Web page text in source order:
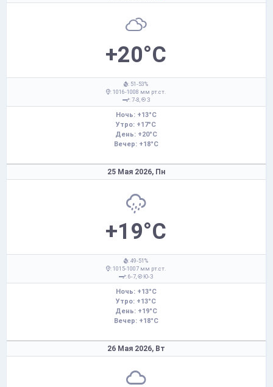
+20°C
: 51-53%
: 1016-1008 мм рт.ст.
: 7-8,
З
Ночь: +13°C
Утро: +17°C
День: +20°C
Вечер: +18°C
25 Мая 2026, Пн
+19°C
: 49-51%
: 1015-1007 мм рт.ст.
: 6-7,
Ю-З
Ночь: +13°C
Утро: +13°C
День: +19°C
Вечер: +18°C
26 Мая 2026, Вт